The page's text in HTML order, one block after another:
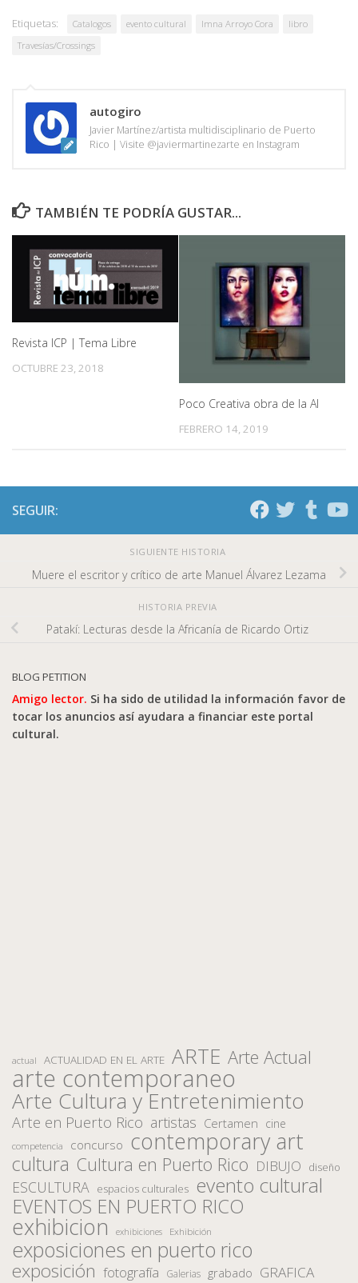
Etiquetas: Catalogos evento cultural Imna Arroyo Cora
libro
Travesías/Crossings
autogiro
Javier Martínez/artista multidisciplinario de Puerto
Rico | Visite @javiermartinezarte en Instagram
TAMBIÉN TE PODRÍA GUSTAR...
Revista ICP | Tema Libre
OCTUBRE 23, 2018
Poco Creativa obra de la AI
FEBRERO 14, 2019
SEGUIR:
SIGUIENTE HISTORIA
Muere el escritor y crítico de arte Manuel Álvarez Lezama
HISTORIA PREVIA
Patakí: Lecturas desde la Africanía de Ricardo Ortiz
BLOG PETITION
Amigo lector. Si ha sido de utilidad la información favor de
tocar los anuncios así ayudara a financiar este portal
cultural.
actual ACTUALIDAD EN EL ARTE ARTE Arte Actual
arte contemporaneo
Arte Cultura y Entretenimiento
Arte en Puerto Rico artistas Certamen cine
competencia concurso contemporary art
cultura Cultura en Puerto Rico DIBUJO diseño
ESCULTURA espacios culturales evento cultural
EVENTOS EN PUERTO RICO
exhibicion exhibiciones Exhibición
exposiciones en puerto rico
exposición fotografía Galerias grabado GRAFICA